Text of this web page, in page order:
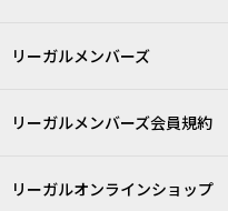
リーガルメンバーズ
リーガルメンバーズ会員規約
リーガルオンラインショップ